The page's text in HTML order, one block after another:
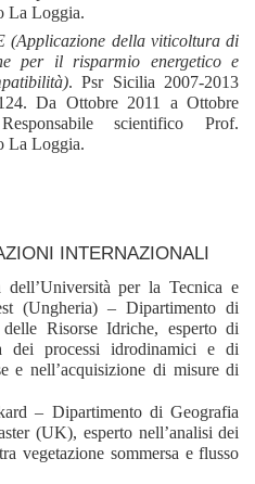
La Loggia.
(Applicazione della viticoltura di
per il risparmio energetico e
. Psr Sicilia 2007-2013
Da Ottobre 2011 a Ottobre
scientifico Prof.
La Loggia.
INTERNAZIONALI
dell’Università per la Tecnica e
(Ungheria) – Dipartimento di
Risorse Idriche, esperto di
dei processi idrodinamici e di
e nell’acquisizione di misure di
– Dipartimento di Geografia
(UK), esperto nell’analisi dei
vegetazione sommersa e flusso